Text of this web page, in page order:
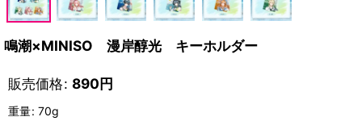
鳴潮×MINISO 漫岸醇光 キーホルダー
販売価格: 890円
重量: 70g